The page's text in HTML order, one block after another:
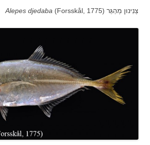
צְנִינוּן מְהַגֵּר ( Alepes djedaba (Forsskål, 1775